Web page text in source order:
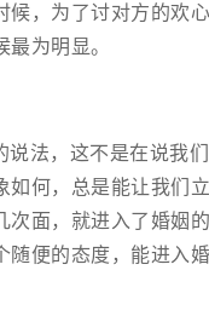
候，为了讨对方的欢
为明显。
说法，这不是在说我
如何，总是能让我们
次面，就进入了婚姻
随便的态度，能进入